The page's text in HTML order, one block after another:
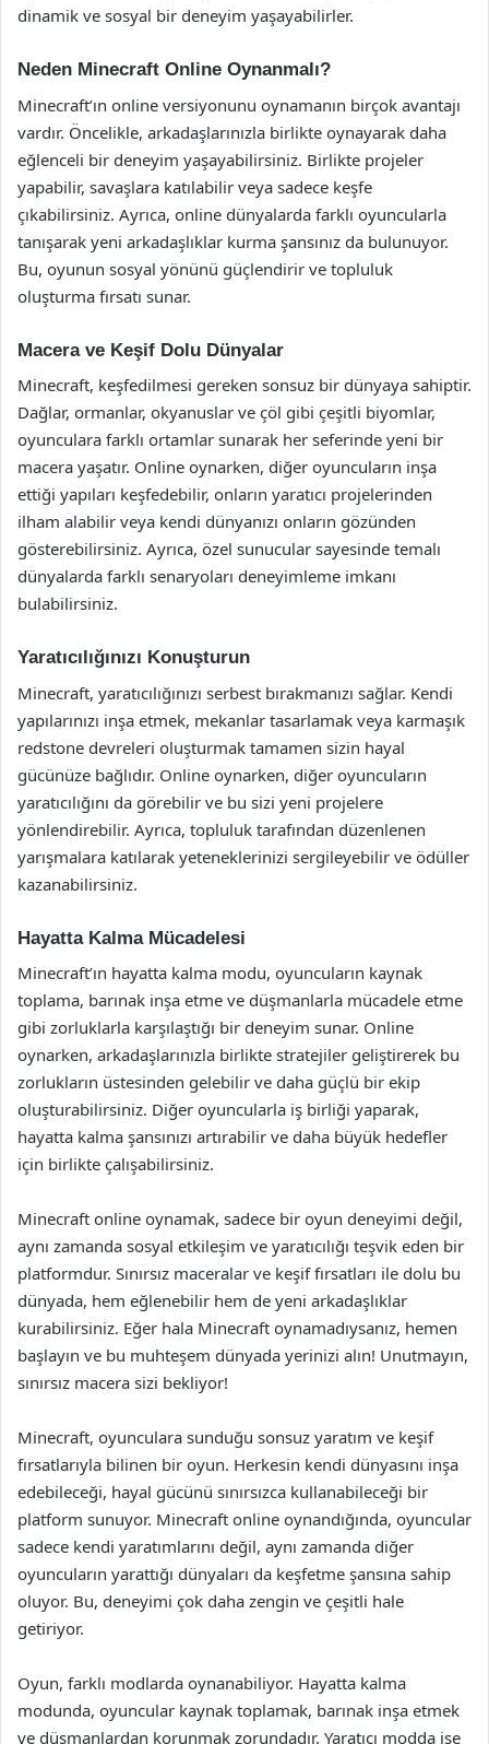
dinamik ve sosyal bir deneyim yaşayabilirler.
Neden Minecraft Online Oynanmalı?
Minecraft’ın online versiyonunu oynamanın birçok avantajı
vardır. Öncelikle, arkadaşlarınızla birlikte oynayarak daha
eğlenceli bir deneyim yaşayabilirsiniz. Birlikte projeler
yapabilir, savaşlara katılabilir veya sadece keşfe
çıkabilirsiniz. Ayrıca, online dünyalarda farklı oyuncularla
tanışarak yeni arkadaşlıklar kurma şansınız da bulunuyor.
Bu, oyunun sosyal yönünü güçlendirir ve topluluk
oluşturma fırsatı sunar.
Macera ve Keşif Dolu Dünyalar
Minecraft, keşfedilmesi gereken sonsuz bir dünyaya sahiptir.
Dağlar, ormanlar, okyanuslar ve çöl gibi çeşitli biyomlar,
oyunculara farklı ortamlar sunarak her seferinde yeni bir
macera yaşatır. Online oynarken, diğer oyuncuların inşa
ettiği yapıları keşfedebilir, onların yaratıcı projelerinden
ilham alabilir veya kendi dünyanızı onların gözünden
gösterebilirsiniz. Ayrıca, özel sunucular sayesinde temalı
dünyalarda farklı senaryoları deneyimleme imkanı
bulabilirsiniz.
Yaratıcılığınızı Konuşturun
Minecraft, yaratıcılığınızı serbest bırakmanızı sağlar. Kendi
yapılarınızı inşa etmek, mekanlar tasarlamak veya karmaşık
redstone devreleri oluşturmak tamamen sizin hayal
gücünüze bağlıdır. Online oynarken, diğer oyuncuların
yaratıcılığını da görebilir ve bu sizi yeni projelere
yönlendirebilir. Ayrıca, topluluk tarafından düzenlenen
yarışmalara katılarak yeteneklerinizi sergileyebilir ve ödüller
kazanabilirsiniz.
Hayatta Kalma Mücadelesi
Minecraft’ın hayatta kalma modu, oyuncuların kaynak
toplama, barınak inşa etme ve düşmanlarla mücadele etme
gibi zorluklarla karşılaştığı bir deneyim sunar. Online
oynarken, arkadaşlarınızla birlikte stratejiler geliştirerek bu
zorlukların üstesinden gelebilir ve daha güçlü bir ekip
oluşturabilirsiniz. Diğer oyuncularla iş birliği yaparak,
hayatta kalma şansınızı artırabilir ve daha büyük hedefler
için birlikte çalışabilirsiniz.
Minecraft online oynamak, sadece bir oyun deneyimi değil,
aynı zamanda sosyal etkileşim ve yaratıcılığı teşvik eden bir
platformdur. Sınırsız maceralar ve keşif fırsatları ile dolu bu
dünyada, hem eğlenebilir hem de yeni arkadaşlıklar
kurabilirsiniz. Eğer hala Minecraft oynamadıysanız, hemen
başlayın ve bu muhteşem dünyada yerinizi alın! Unutmayın,
sınırsız macera sizi bekliyor!
Minecraft, oyunculara sunduğu sonsuz yaratım ve keşif
fırsatlarıyla bilinen bir oyun. Herkesin kendi dünyasını inşa
edebileceği, hayal gücünü sınırsızca kullanabileceği bir
platform sunuyor. Minecraft online oynandığında, oyuncular
sadece kendi yaratımlarını değil, aynı zamanda diğer
oyuncuların yarattığı dünyaları da keşfetme şansına sahip
oluyor. Bu, deneyimi çok daha zengin ve çeşitli hale
getiriyor.
Oyun, farklı modlarda oynanabiliyor. Hayatta kalma
modunda, oyuncular kaynak toplamak, barınak inşa etmek
ve düşmanlardan korunmak zorundadır. Yaratıcı modda ise